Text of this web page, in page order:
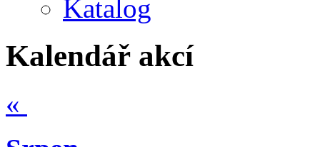
Katalog
Kalendář akcí
«